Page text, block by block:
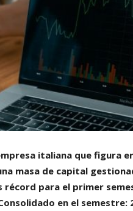
italiana que figura
masa de capital
récord para el primer
en el semestre: